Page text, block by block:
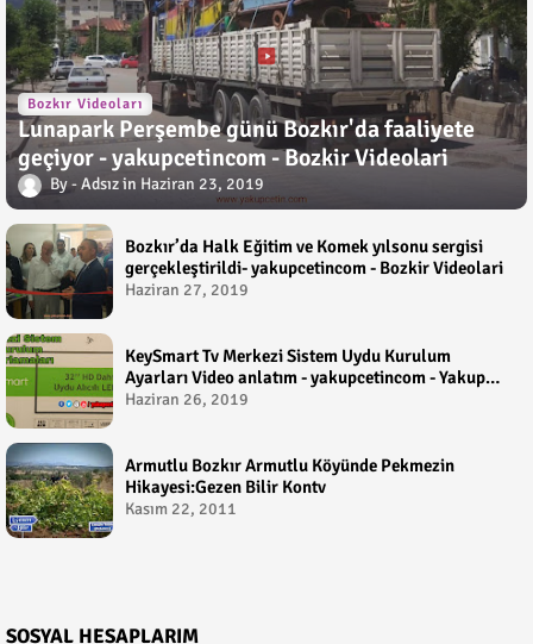
Bozkır Videoları
Lunapark Perşembe günü Bozkır'da faaliyete
geçiyor - yakupcetincom - Bozkir Videolari
Adsız Haziran 23, 2019
Bozkır’da Halk Eğitim ve Komek yılsonu sergisi
gerçekleştirildi- yakupcetincom - Bozkir Videolari
Haziran 27, 2019
KeySmart Tv Merkezi Sistem Uydu Kurulum
Ayarları Video anlatım - yakupcetincom - Yakup
Çetin
Haziran 26, 2019
Armutlu Bozkır Armutlu Köyünde Pekmezin
Hikayesi:Gezen Bilir Kontv
Kasım 22, 2011
SOSYAL HESAPLARIM